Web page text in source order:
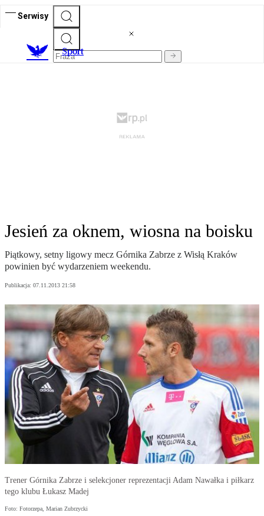
Serwisy
Sport
Jesień za oknem, wiosna na boisku
Piątkowy, setny ligowy mecz Górnika Zabrze z Wisłą Kraków
powinien być wydarzeniem weekendu.
Publikacja: 07.11.2013 21:58
Trener Górnika Zabrze i selekcjoner reprezentacji Adam Nawałka i piłkarz
tego klubu Łukasz Madej
Foto: Fotorzepa, Marian Zubrzycki